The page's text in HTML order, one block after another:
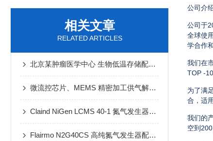
相关文章
RELATED ARTICLES
北京某肿瘤医学中心 生物低温存储配套一体式氮气发生器
微流控芯片、MEMS 精密加工供气解决方案
Claind NiGen LCMS 40-1 氮气发生器维修案例
Flairmo N2G40CS 高纯氮气发生器配套 MF-3D 动态配气装置应用案例
公司介
公司于
全球使
学合作
我们在
TOP -
为了满
合，适
我们的
空到